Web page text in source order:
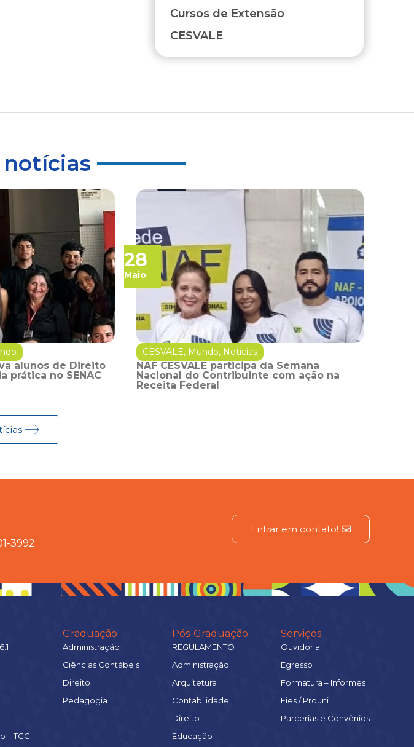
Cursos de Extensão
CESVALE
alunos de Direito
prática no SENAC
28
Maio
CESVALE, Mundo, Notícias
NAF CESVALE participa da Semana
Nacional do Contribuinte com ação na
Receita Federal
3992
Entrar em contato!
– TCC
Graduação
Administração
Ciências Contábeis
Direito
Pedagogia
Pós-Graduação
REGULAMENTO
Administração
Arquitetura
Contabilidade
Direito
Educação
Serviços
Ouvidoria
Egresso
Formatura – Informes
Fies / Prouni
Parcerias e Convênios